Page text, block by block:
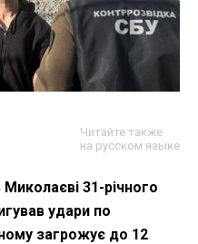
Читайте также
на русском языке
31-річного
удари по
загрожує до 12